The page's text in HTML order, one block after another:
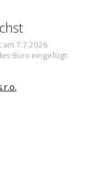
7.7.2026
Büro eingefügt